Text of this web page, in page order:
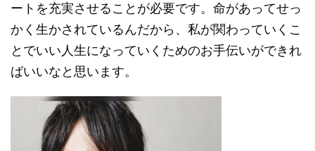
ートを充実させることが必要です。命があってせっ
かく生かされているんだから、私が関わっていくこ
とでいい人生になっていくためのお手伝いができれ
ばいいなと思います。